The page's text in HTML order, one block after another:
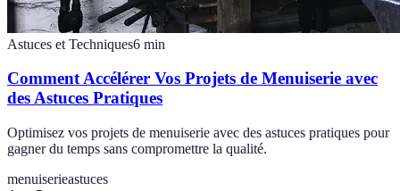
Astuces et Techniques6 min
Comment Accélérer Vos Projets de Menuiserie avec
des Astuces Pratiques
Optimisez vos projets de menuiserie avec des astuces pratiques pour
gagner du temps sans compromettre la qualité.
menuiserieastuces